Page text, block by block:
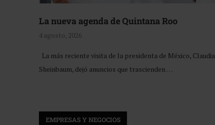
La nueva agenda de Quintana Roo
4 agosto, 2026
La más reciente visita de la presidenta de México, Claudia
Sheinbaum, dejó anuncios que trascienden …
EMPRESAS Y NEGOCIOS